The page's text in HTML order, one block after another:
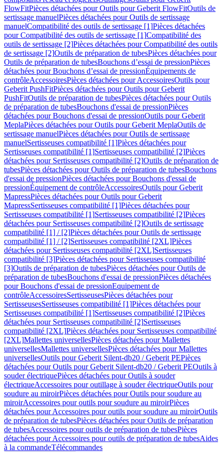
FlowFitPièces détachées pour Outils pour Geberit FlowFitOutils de
sertissage manuelPièces détachées pour Outils de sertissage
manuelCompatibilité des outils de sertissage [1]Pièces détachées
pour Compatibilité des outils de sertissage [1]Compatibilité des
outils de sertissage [2]Pièces détachées pour Compatibilité des outils
de sertissage [2]Outils de préparation de tubesPièces détachées pour
Outils de préparation de tubesBouchons d’essai de pressionPièces
détachées pour Bouchons d’essai de pressionÉquipements de
contrôleAccessoiresPièces détachées pour AccessoiresOutils pour
Geberit PushFitPièces détachées pour Outils pour Geberit
PushFitOutils de préparation de tubesPièces détachées pour Outils
de préparation de tubesBouchons d'essai de pressionPièces
détachées pour Bouchons d'essai de pressionOutils pour Geberit
MeplaPièces détachées pour Outils pour Geberit MeplaOutils de
sertissage manuelPièces détachées pour Outils de sertissage
manuelSertisseuses compatibilité [1]Pièces détachées pour
Sertisseuses compatibilité [1]Sertisseuses compatibilité [2]Pièces
détachées pour Sertisseuses compatibilité [2]Outils de préparation de
tubesPièces détachées pour Outils de préparation de tubesBouchons
d'essai de pressionPièces détachées pour Bouchons d'essai de
pressionÉquipement de contrôleAccessoiresOutils pour Geberit
MapressPièces détachées pour Outils pour Geberit
MapressSertisseuses compatibilité [1]Pièces détachées pour
Sertisseuses compatibilité [1]Sertisseuses compatibilité [2]Pièces
détachées pour Sertisseuses compatibilité [2]Outils de sertissage
compatibilité [1] / [2]Pièces détachées pour Outils de sertissage
compatibilité [1] / [2]Sertisseuses compatibilité [2XL]Pièces
détachées pour Sertisseuses compatibilité [2XL]Sertisseuses
compatibilité [3]Pièces détachées pour Sertisseuses compatibilité
[3]Outils de préparation de tubesPièces détachées pour Outils de
préparation de tubesBouchons d'essai de pressionPièces détachées
pour Bouchons d'essai de pressionEquipement de
contrôleAccessoiresSertisseusesPièces détachées pour
SertisseusesSertisseuses compatibilité [1]Pièces détachées pour
Sertisseuses compatibilité [1]Sertisseuses compatibilité [2]Pièces
détachées pour Sertisseuses compatibilité [2]Sertisseuses
compatibilité [2XL]Pièces détachées pour Sertisseuses compatibilité
[2XL]Mallettes universellesPièces détachées pour Mallettes
universellesMallettes universellesPièces détachées pour Mallettes
universellesOutils pour Geberit Silent-db20 / Geberit PEPièces
détachées pour Outils pour Geberit Silent-db20 / Geberit PEOutils à
souder électriquePièces détachées pour Outils à souder
électriqueAccessoires pour outillage à souder électriqueOutils pour
soudure au miroirPièces détachées pour Outils pour soudure au
miroirAccessoires pour outils pour soudure au miroirPièces
détachées pour Accessoires pour outils pour soudure au miroirOutils
de préparation de tubesPièces détachées pour Outils de préparation
de tubesAccessoires pour outils de préparation de tubesPièces
détachées pour Accessoires pour outils de préparation de tubesAides
à la commandeTélécommandes